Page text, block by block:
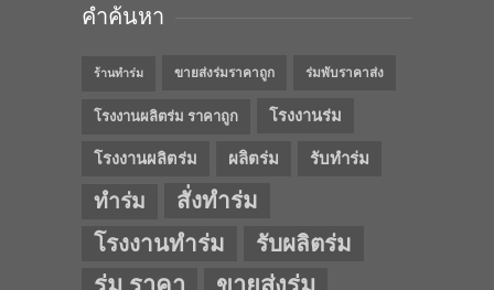
คำค้นหา
ร้านทำร่ม ขายส่งร่มราคาถูก ร่มพับราคาส่ง
โรงงานผลิตร่ม ราคาถูก โรงงานร่ม
โรงงานผลิตร่ม ผลิตร่ม รับทำร่ม
ทำร่ม
สั่งทำร่ม
โรงงานทำร่ม
รับผลิตร่ม